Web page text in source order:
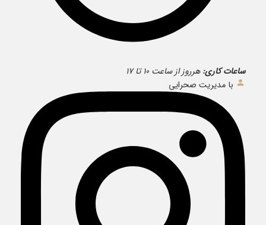
ساعات کاری: هرروز از ساعت ۱۰ تا ۱۷
با مدیریت صحرایی